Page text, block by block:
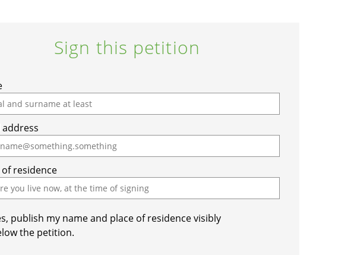
Sign this petition
address
of residence
publish my name and place of residence visibly
the petition.